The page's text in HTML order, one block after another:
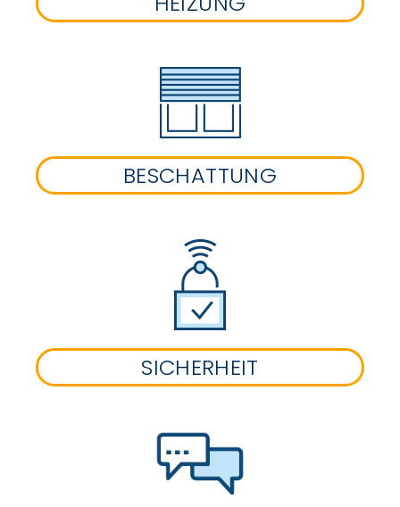
BESCHATTUNG
SICHERHEIT